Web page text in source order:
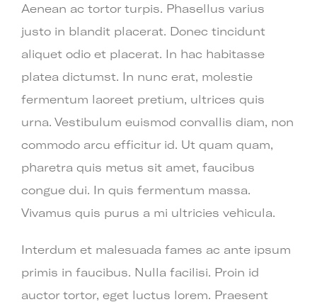
Aenean ac tortor turpis. Phasellus varius
justo in blandit placerat. Donec tincidunt
aliquet odio et placerat. In hac habitasse
platea dictumst. In nunc erat, molestie
fermentum laoreet pretium, ultrices quis
urna. Vestibulum euismod convallis diam, non
commodo arcu efficitur id. Ut quam quam,
pharetra quis metus sit amet, faucibus
congue dui. In quis fermentum massa.
Vivamus quis purus a mi ultricies vehicula.
Interdum et malesuada fames ac ante ipsum
primis in faucibus. Nulla facilisi. Proin id
auctor tortor, eget luctus lorem. Praesent